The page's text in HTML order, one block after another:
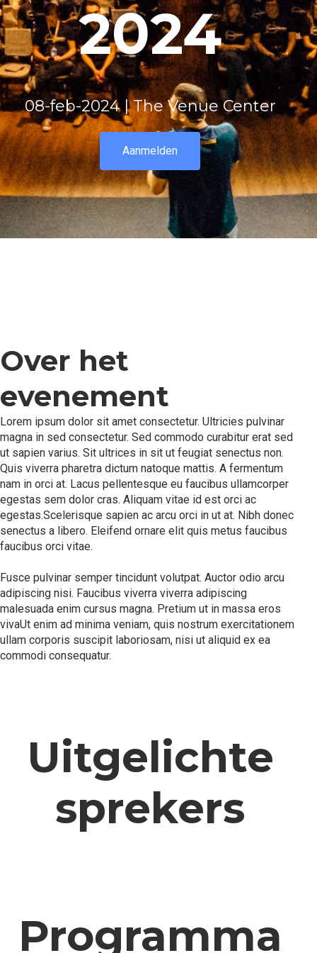
2024
08-feb-2024 | The Venue Center
Aanmelden
Over het
evenement
Lorem ipsum dolor sit amet consectetur. Ultricies pulvinar
magna in sed consectetur. Sed commodo curabitur erat sed
ut sapien varius. Sit ultrices in sit ut feugiat senectus non.
Quis viverra pharetra dictum natoque mattis. A fermentum
nam in orci at. Lacus pellentesque eu faucibus ullamcorper
egestas sem dolor cras. Aliquam vitae id est orci ac
egestas.Scelerisque sapien ac arcu orci in ut at. Nibh donec
senectus a libero. Eleifend ornare elit quis metus faucibus
faucibus orci vitae.
Fusce pulvinar semper tincidunt volutpat. Auctor odio arcu
adipiscing nisi. Faucibus viverra viverra adipiscing
malesuada enim cursus magna. Pretium ut in massa eros
vivaUt enim ad minima veniam, quis nostrum exercitationem
ullam corporis suscipit laboriosam, nisi ut aliquid ex ea
commodi consequatur.
Uitgelichte
sprekers
Programma